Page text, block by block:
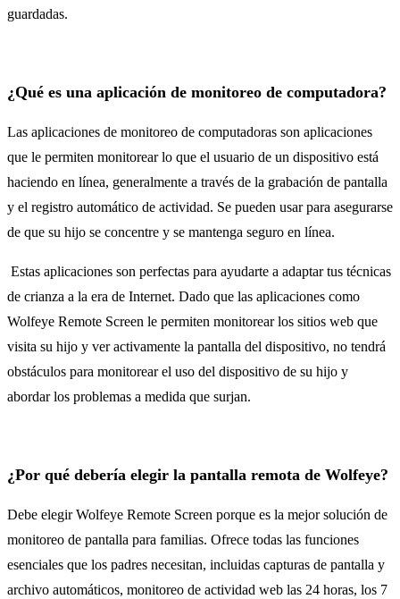
guardadas.
¿Qué es una aplicación de monitoreo de computadora?
Las aplicaciones de monitoreo de computadoras son aplicaciones
que le permiten monitorear lo que el usuario de un dispositivo está
haciendo en línea, generalmente a través de la grabación de pantalla
y el registro automático de actividad. Se pueden usar para asegurarse
de que su hijo se concentre y se mantenga seguro en línea.
Estas aplicaciones son perfectas para ayudarte a adaptar tus técnicas
de crianza a la era de Internet. Dado que las aplicaciones como
Wolfeye Remote Screen le permiten monitorear los sitios web que
visita su hijo y ver activamente la pantalla del dispositivo, no tendrá
obstáculos para monitorear el uso del dispositivo de su hijo y
abordar los problemas a medida que surjan.
¿Por qué debería elegir la pantalla remota de Wolfeye?
Debe elegir Wolfeye Remote Screen porque es la mejor solución de
monitoreo de pantalla para familias. Ofrece todas las funciones
esenciales que los padres necesitan, incluidas capturas de pantalla y
archivo automáticos, monitoreo de actividad web las 24 horas, los 7